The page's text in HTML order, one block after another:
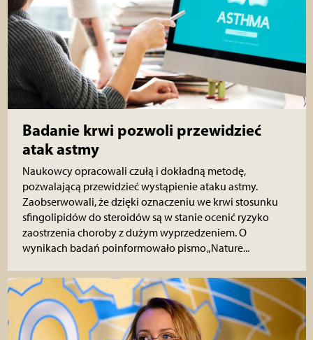
Badanie krwi pozwoli przewidzieć
atak astmy
Naukowcy opracowali czułą i dokładną metodę,
pozwalającą przewidzieć wystąpienie ataku astmy.
Zaobserwowali, że dzięki oznaczeniu we krwi stosunku
sfingolipidów do steroidów są w stanie ocenić ryzyko
zaostrzenia choroby z dużym wyprzedzeniem. O
wynikach badań poinformowało pismo „Nature...